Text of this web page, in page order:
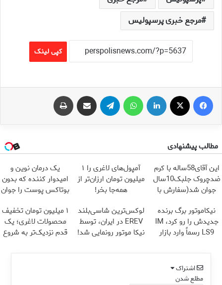
مرجع خبری پرسپولیس
کپی لینک
فیس بوک لینکدین تلگرام اشتراک گذاری از طریق ایمیل
مطالب پیشنهادی
این آقای58ساله با کرم
ضدچروک جلبک10سال
جوان شد(سفارش با
آمپول‌های لاغری را ۱
میلیون تومان ارزان‌تر از
همه‌جا بخر!
یک درمان نوین و
امیدوار کننده که بدون
بوتاکس پوست را جوان
نیکاموتور برگ برنده
جدیدش را رو کرد، IM
LS9 رسماً وارد بازار
لوکس‌ترین شاسی‌بلند
EREV در ایران، توسط
نیکا موتور رونمایی شد!
۱ میلیون تومان تخفیف
محصولات لاغری؛ یک
قدم نزدیک‌تر به شروع
اشتراک
مطلع شدن